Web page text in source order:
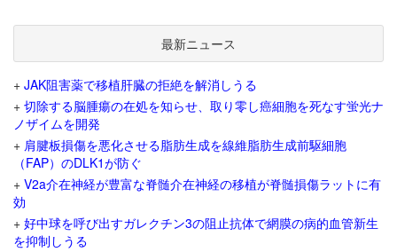
最新ニュース
+ JAK阻害薬で移植肝臓の拒絶を解消しうる
+ 切除する脳腫瘍の在処を知らせ、取り零し癌細胞を死なす蛍光ナ
ノザイムを開発
+ 肩腱板損傷を悪化させる脂肪生成を線維脂肪生成前駆細胞
（FAP）のDLK1が防ぐ
+ V2a介在神経が豊富な脊髄介在神経の移植が脊髄損傷ラットに有
効
+ 好中球を呼び出すガレクチン3の阻止抗体で網膜の病的血管新生
を抑制しうる